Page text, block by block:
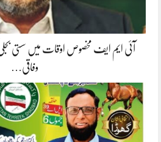
آئی ایم ایف مخصوص اوقات میں سستی
وفاقی…